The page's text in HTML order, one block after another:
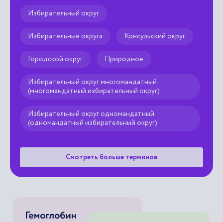
Избирательный округ
Избирательные округа Консульский округ
Городской округ Природное
Избирательный округ многомандатный
(многомандатный избирательный округ)
Избирательный округ одномандатный
(одномандатный избирательный округ)
Смотреть больше терминов